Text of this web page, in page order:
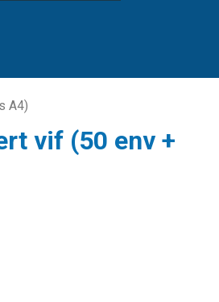
A4)
vif (50 env +